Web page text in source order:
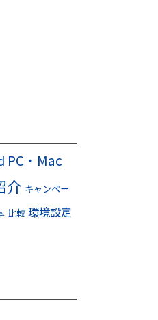
PC・Mac
介 キャンペー
比較 環境設定